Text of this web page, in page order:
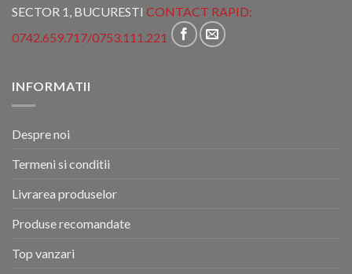
SECTOR 1, BUCURESTI CONTACT RAPID:
0742.659.717/0753.111.221
INFORMATII
Despre noi
Termeni si conditii
Livrarea produselor
Produse recomandate
Top vanzari